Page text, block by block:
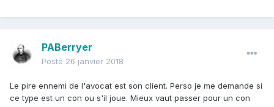
PABerryer
Posté 26 janvier 2018
Le pire ennemi de l'avocat est son client. Perso je me demande si
ce type est un con ou s'il joue. Mieux vaut passer pour un con